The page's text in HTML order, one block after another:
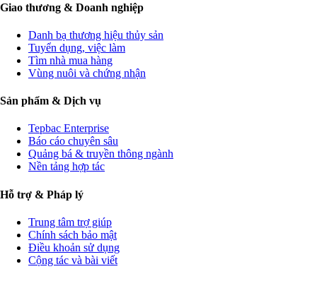
Giao thương & Doanh nghiệp
Danh bạ thương hiệu thủy sản
Tuyển dụng, việc làm
Tìm nhà mua hàng
Vùng nuôi và chứng nhận
Sản phẩm & Dịch vụ
Tepbac Enterprise
Báo cáo chuyên sâu
Quảng bá & truyền thông ngành
Nền tảng hợp tác
Hỗ trợ & Pháp lý
Trung tâm trợ giúp
Chính sách bảo mật
Điều khoản sử dụng
Cộng tác và bài viết